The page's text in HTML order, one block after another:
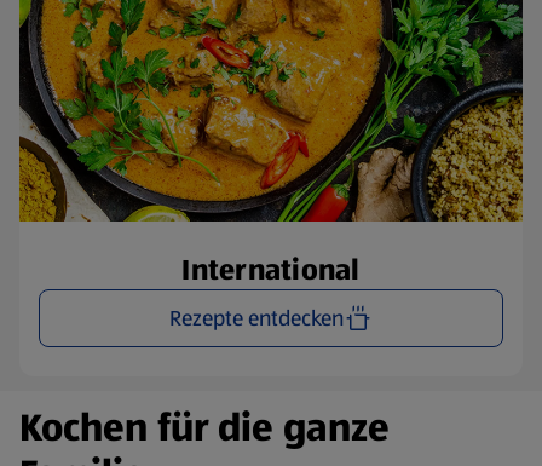
International
Rezepte entdecken
Kochen für die ganze